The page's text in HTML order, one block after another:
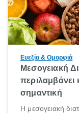
Ευεξία & Ομορφιά
Μεσογειακή
περιλαμβάνει
σημαντική
Η μεσογειακή